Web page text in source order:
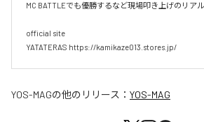
MC BATTLEでも優勝するなど現場叩き上げのリアル
official site
YATATERAS https://kamikaze013.stores.jp/
YOS-MAGの他のリリース： YOS-MAG